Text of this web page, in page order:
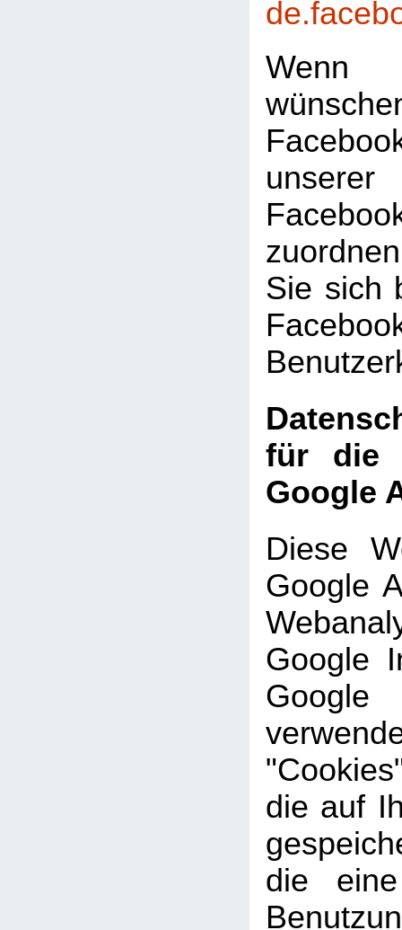
Sie sich
für die
Google
Diese
Google
Google
die auf
die